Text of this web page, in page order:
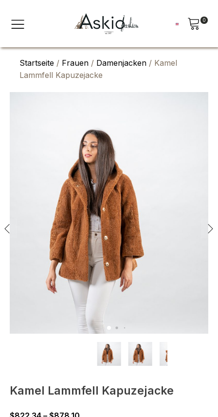
0
Startseite / Frauen / Damenjacken / Kamel
Lammfell Kapuzejacke
Kamel Lammfell Kapuzejacke